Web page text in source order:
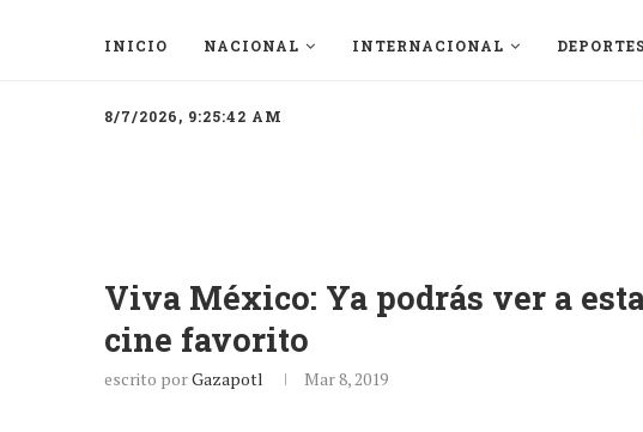
INICIO NACIONAL INTERNACIONAL DEPORTES
8/7/2026, 9:25:42 AM
Viva México: Ya podrás ver a
cine favorito
escrito porGazapotl Mar 8, 2019